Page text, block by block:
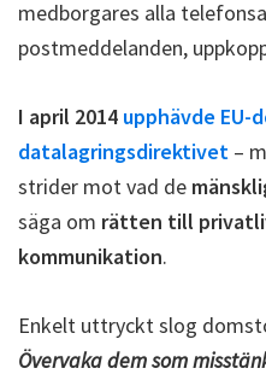
medborgares alla
postmeddelanden,
I april 2014 upphävde EU-
datalagringsdirektivet –
strider mot vad de
säga om rätten till
kommunikation.
Enkelt uttryckt slog
Övervaka dem som